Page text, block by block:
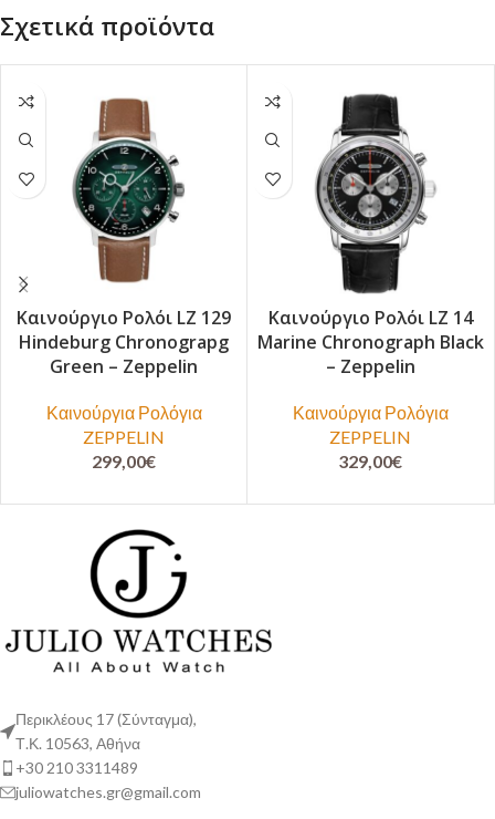
Σχετικά προϊόντα
Καινούργιο Ρολόι LZ 129
Hindeburg Chronograpg
Green – Zeppelin
Καινούργια Ρολόγια
ZEPPELIN
299,00€
Καινούργιο Ρολόι LZ 14
Marine Chronograph Black
– Zeppelin
Καινούργια Ρολόγια
ZEPPELIN
329,00€
Περικλέους 17 (Σύνταγμα),
Τ.Κ. 10563, Αθήνα
+30 210 3311489
juliowatches.gr@gmail.com